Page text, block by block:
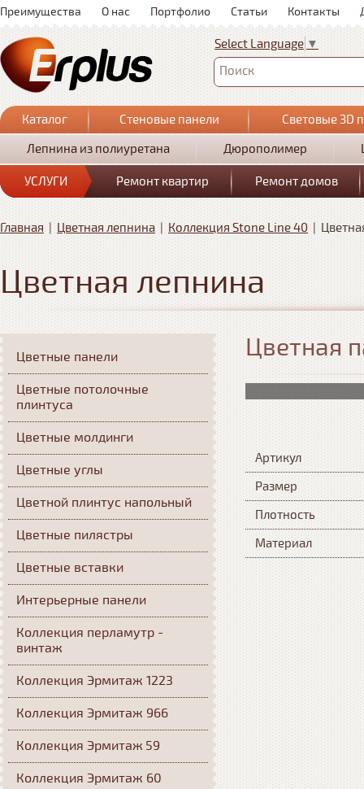
Преимущества О нас Портфолио Статьи Контакты
Select Language ▼
Поиск
Каталог Стеновые панели
Световые 3D
Лепнина из полиуретана
Дюрополимер
УСЛУГИ Ремонт квартир Ремонт домов
Главная | Цветная лепнина | Коллекция Stone Line 40 |
Цветная лепнина
Цветная
Артикул
Размер
Плотность
Материал
Цветные панели
Цветные потолочные
плинтуса
Цветные молдинги
Цветные углы
Цветной плинтус напольный
Цветные пилястры
Цветные вставки
Интерьерные панели
Коллекция перламутр -
винтаж
Коллекция Эрмитаж 1223
Коллекция Эрмитаж 966
Коллекция Эрмитаж 59
Коллекция Эрмитаж 60